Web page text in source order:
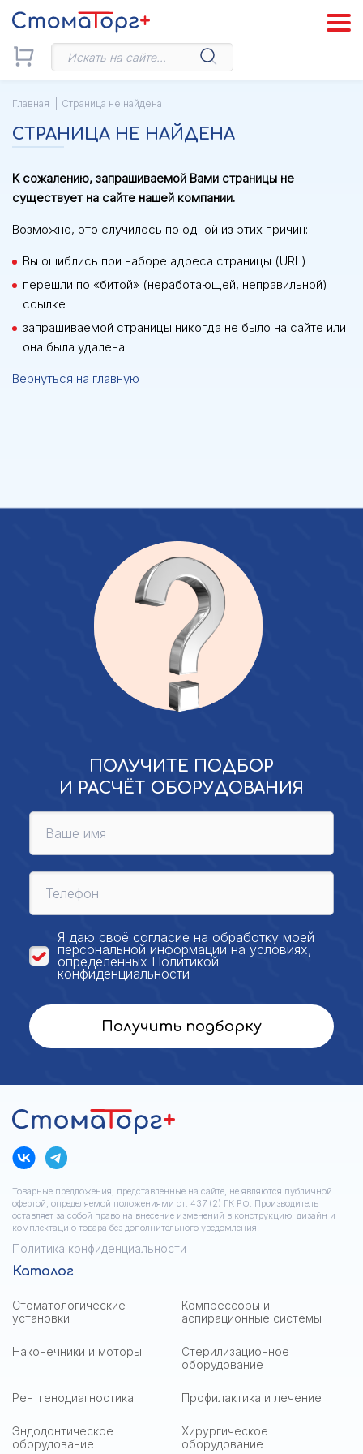
Главная Страница не найдена
СТРАНИЦА НЕ НАЙДЕНА
К сожалению, запрашиваемой Вами страницы не
существует на сайте нашей компании.
Возможно, это случилось по одной из этих причин:
Вы ошиблись при наборе адреса страницы (URL)
перешли по «битой» (неработающей, неправильной)
ссылке
запрашиваемой страницы никогда не было на сайте или
она была удалена
Вернуться на главную
ПОЛУЧИТЕ ПОДБОР
И РАСЧЁТ ОБОРУДОВАНИЯ
Я даю своё согласие на обработку моей
персональной информации на условиях,
определенных Политикой
конфиденциальности
Получить подборку
Товарные предложения, представленные на сайте, не являются публичной
офертой, определяемой положениями ст. 437 (2) ГК РФ. Производитель
оставляет за собой право на внесение изменений в конструкцию, дизайн и
комплектацию товара без дополнительного уведомления.
Политика конфиденциальности
Каталог
Стоматологические
установки
Компрессоры и
аспирационные системы
Наконечники и моторы
Стерилизационное
оборудование
Рентгенодиагностика Профилактика и лечение
Эндодонтическое
оборудование
Хирургическое
оборудование